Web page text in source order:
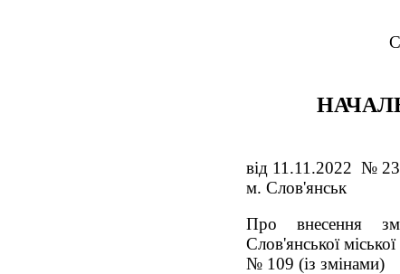
від 11.11.2022 №
м. Слов'янськ
Про внесення
Слов'янської
№ 109 (із змінами)